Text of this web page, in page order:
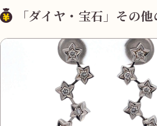
「ダイヤ・宝石」その